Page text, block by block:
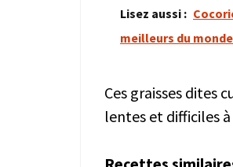
Lisez aussi :
meilleurs du monde
Ces graisses dites
lentes et difficiles